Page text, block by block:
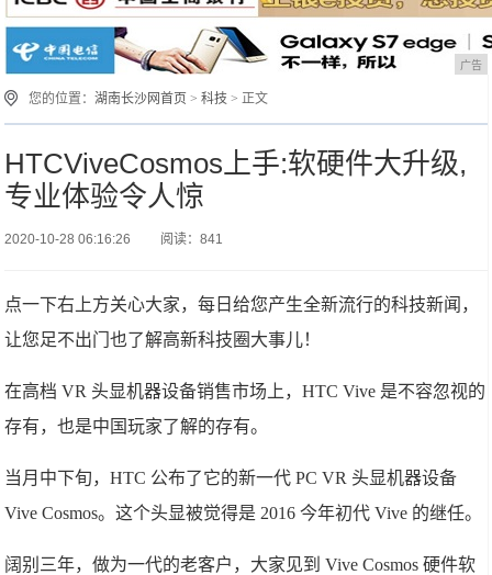
广告
您的位置：湖南长沙网首页 >科技 > 正文
HTCViveCosmos上手:软硬件大升级,
专业体验令人惊
2020-10-28 06:16:26 阅读：841
点一下右上方关心大家，每日给您产生全新流行的科技新闻，
让您足不出门也了解高新科技圈大事儿！
在高档 VR 头显机器设备销售市场上，HTC Vive 是不容忽视的
存有，也是中国玩家了解的存有。
当月中下旬，HTC 公布了它的新一代 PC VR 头显机器设备
Vive Cosmos。这个头显被觉得是 2016 今年初代 Vive 的继任。
阔别三年，做为一代的老客户，大家见到 Vive Cosmos 硬件软